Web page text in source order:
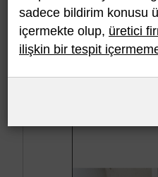
Son 10 Bildirim
sadece bildirim konusu
içermekte olup, üretici
ilişkin bir tespit